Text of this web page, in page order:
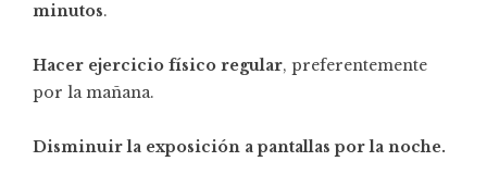
minutos.
Hacer ejercicio físico regular, preferentemente
por la mañana.
Disminuir la exposición a pantallas por la noche.